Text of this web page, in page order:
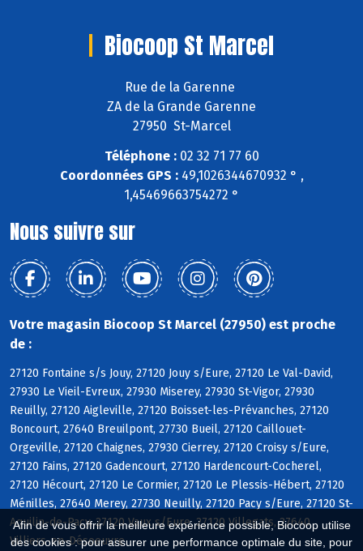
Afin de vous offrir la meilleure expérience possible, Biocoop utilise
des cookies : pour assurer une performance optimale du site, pour
Biocoop St Marcel
Rue de la Garenne
ZA de la Grande Garenne
27950 St-Marcel
Téléphone :02 32 71 77 60
Coordonnées GPS :49,1026344670932 ° ,
1,45469663754272 °
Nous suivre sur
Votre magasin Biocoop St Marcel (27950) est proche
de :
27120 Fontaine s/s Jouy, 27120 Jouy s/Eure, 27120 Le Val-David,
27930 Le Vieil-Evreux, 27930 Miserey, 27930 St-Vigor, 27930
Reuilly, 27120 Aigleville, 27120 Boisset-les-Prévanches, 27120
Boncourt, 27640 Breuilpont, 27730 Bueil, 27120 Caillouet-
Orgeville, 27120 Chaignes, 27930 Cierrey, 27120 Croisy s/Eure,
27120 Fains, 27120 Gadencourt, 27120 Hardencourt-Cocherel,
27120 Hécourt, 27120 Le Cormier, 27120 Le Plessis-Hébert, 27120
Ménilles, 27640 Merey, 27730 Neuilly, 27120 Pacy s/Eure, 27120 St-
Aquilin-de-Pacy, 27120 Vaux s/Eure, 27120 Villegats, 27640
Villiers-en-Désoeuvre